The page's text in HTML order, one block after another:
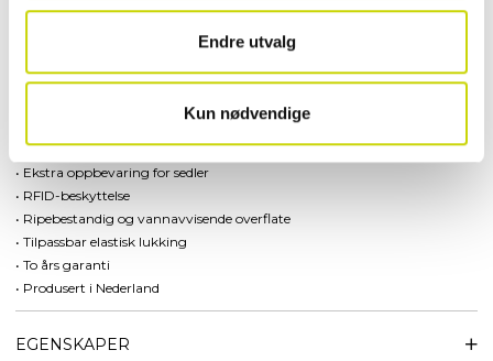
Endre utvalg
Kun nødvendige
kan tilpasses. Cardprotectoren har en slitesterk pulverlakkert overflate
som gir et elegant og ripebestandig uttrykk.
Spesifikasjoner:
• Plass til opptil 12 kort
• Ekstra oppbevaring for sedler
• RFID-beskyttelse
• Ripebestandig og vannavvisende overflate
• Tilpassbar elastisk lukking
• To års garanti
• Produsert i Nederland
EGENSKAPER